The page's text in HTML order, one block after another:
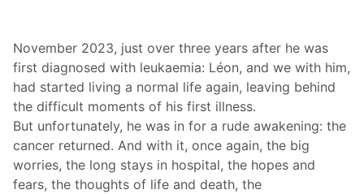
November 2023, just over three years after he was
first diagnosed with leukaemia: Léon, and we with him,
had started living a normal life again, leaving behind
the difficult moments of his first illness.
But unfortunately, he was in for a rude awakening: the
cancer returned. And with it, once again, the big
worries, the long stays in hospital, the hopes and
fears, the thoughts of life and death, the